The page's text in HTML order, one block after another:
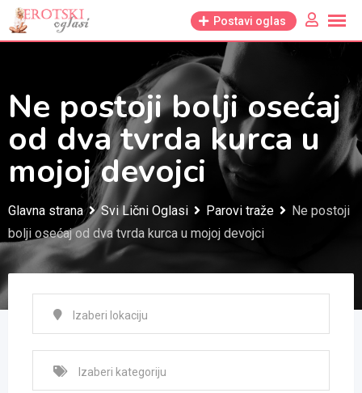
Skip
to
Postavi oglas
Ne postoji bolji osećaj
od dva tvrda kurca u
mojoj devojci
Glavna strana Svi Lični Oglasi Parovi traže
Ne postoji
bolji osećaj od dva tvrda kurca u mojoj devojci